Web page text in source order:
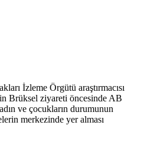
İzleme Örgütü araştırmacısı
Brüksel ziyareti öncesinde AB
ve çocukların durumunun
merkezinde yer alması